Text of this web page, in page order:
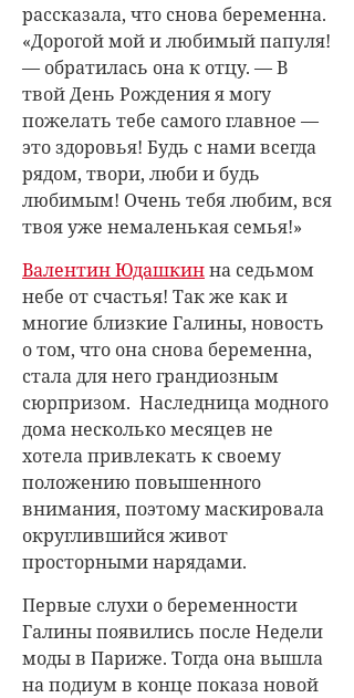
рассказала, что снова беременна.
«Дорогой мой и любимый папуля!
— обратилась она к отцу. — В
твой День Рождения я могу
пожелать тебе самого главное —
это здоровья! Будь с нами всегда
рядом, твори, люби и будь
любимым! Очень тебя любим, вся
твоя уже немаленькая семья!»
Валентин Юдашкинна седьмом
небе от счастья! Так же как и
многие близкие Галины, новость
о том, что она снова беременна,
стала для него грандиозным
сюрпризом. Наследница модного
дома несколько месяцев не
хотела привлекать к своему
положению повышенного
внимания, поэтому маскировала
округлившийся живот
просторными нарядами.
Первые слухи о беременности
Галины появились после Недели
моды в Париже. Тогда она вышла
на подиум в конце показа новой